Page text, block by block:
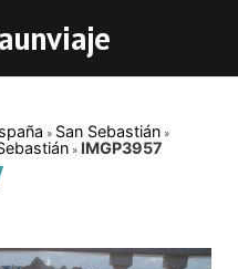
San Sebastián
IMGP3957